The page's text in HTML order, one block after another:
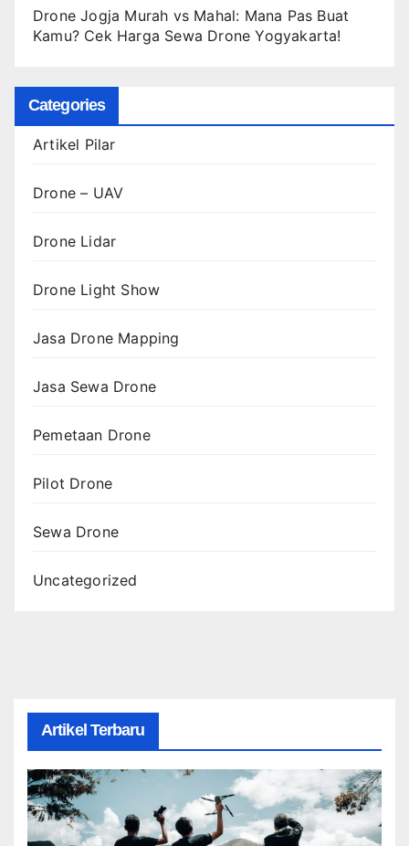
Drone Jogja Murah vs Mahal: Mana Pas Buat
Kamu? Cek Harga Sewa Drone Yogyakarta!
Categories
Artikel Pilar
Drone – UAV
Drone Lidar
Drone Light Show
Jasa Drone Mapping
Jasa Sewa Drone
Pemetaan Drone
Pilot Drone
Sewa Drone
Uncategorized
Artikel Terbaru